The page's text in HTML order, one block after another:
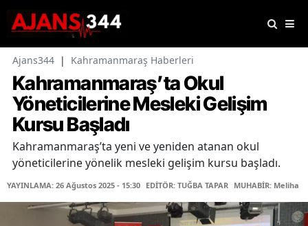
Ajans344 | Kahramanmaraş Haberleri
Kahramanmaraş’ta Okul
Yöneticilerine Mesleki Gelişim
Kursu Başladı
Kahramanmaraş’ta yeni ve yeniden atanan okul
yöneticilerine yönelik mesleki gelişim kursu başladı.
YAYINLAMA: 26 Ağustos 2025 - 15:30 EDİTÖR: TUĞBA TAPAR MUHABİR: Meliha